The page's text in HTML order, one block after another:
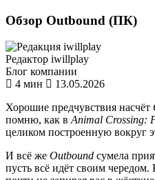
Обзор Outbound (ПК)
Редактор iwillplay
Блог компании
4 мин
13.05.2026
Хорошие предчувствия насчёт
помню, как вAnimal Crossing:
целиком построенную вокруг
И всё же Outbound сумела
пусть всё идёт своим